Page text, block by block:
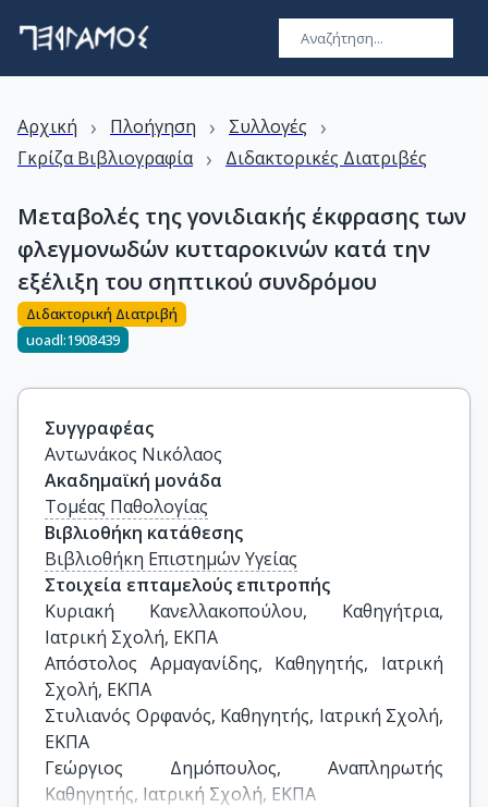
Αρχική › Πλοήγηση › Συλλογές ›
Γκρίζα Βιβλιογραφία › Διδακτορικές Διατριβές
Μεταβολές της γονιδιακής έκφρασης των
φλεγμονωδών κυτταροκινών κατά την
εξέλιξη του σηπτικού συνδρόμου
Διδακτορική Διατριβή
uoadl:1908439
Συγγραφέας
Αντωνάκος Νικόλαος
Ακαδημαϊκή μονάδα
Τομέας Παθολογίας
Βιβλιοθήκη κατάθεσης
Βιβλιοθήκη Επιστημών Υγείας
Στοιχεία επταμελούς επιτροπής
Κυριακή Κανελλακοπούλου, Καθηγήτρια,
Ιατρική Σχολή, ΕΚΠΑ
Απόστολος Αρμαγανίδης, Καθηγητής, Ιατρική
Σχολή, ΕΚΠΑ
Στυλιανός Ορφανός, Καθηγητής, Ιατρική Σχολή,
ΕΚΠΑ
Γεώργιος Δημόπουλος, Αναπληρωτής
Καθηγητής, Ιατρική Σχολή, ΕΚΠΑ